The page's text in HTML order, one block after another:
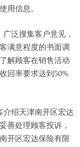
用信息。
泛搜集客户意见，
满意程度的书面调
解顾客在销售活动
回率要求达到50%
介绍天津南开区宏达
善处理顾客投诉，
开区宏达保险有限